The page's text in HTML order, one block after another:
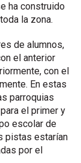
ha construido
la zona.
de alumnos,
el anterior
con el
En estas
parroquias
el primer y
escolar de
pistas estarían
por el